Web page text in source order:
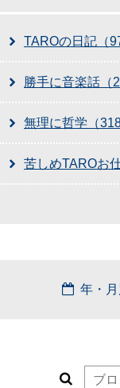
TAROの日記（
勝手に音楽話（
無理に哲学（318
苦しめTAROお
年・